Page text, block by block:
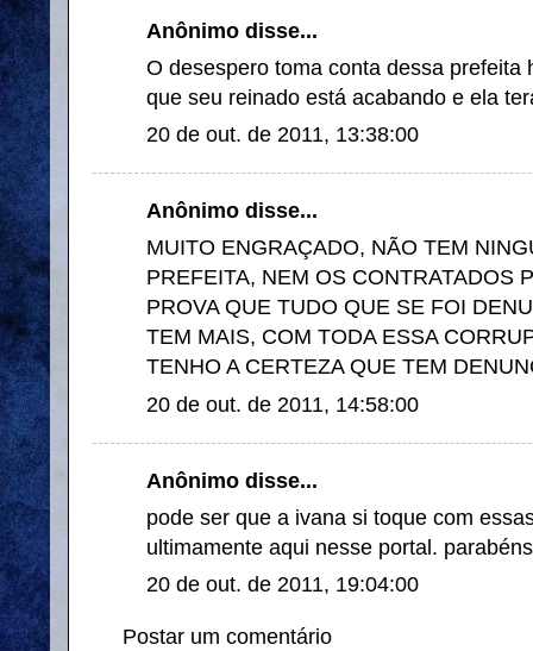
Anônimo disse...
O desespero toma conta dessa prefeita
que seu reinado está acabando e ela
20 de out. de 2011, 13:38:00
Anônimo disse...
MUITO ENGRAÇADO, NÃO TEM
PREFEITA, NEM OS CONTRATADOS
PROVA QUE TUDO QUE SE FOI
TEM MAIS, COM TODA ESSA
TENHO A CERTEZA QUE TEM
20 de out. de 2011, 14:58:00
Anônimo disse...
pode ser que a ivana si toque com
ultimamente aqui nesse portal.
20 de out. de 2011, 19:04:00
Postar um comentário